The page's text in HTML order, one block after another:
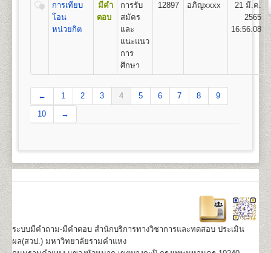
การเทียบ
โอน
หน่วยกิต
มีคำ
ตอบ
การรับ
สมัคร
และ
แนะแนว
การ
ศึกษา
12897 อภิญxxxx
21 มี.ค.
2565
16:56:08
← 1 2 3 4 5 6 7 8
9
10
→
ระบบมีคำถาม-มีคำตอบ สำนักบริการทางวิชาการและทดสอบ ประเมิน
ผล(สวป.) มหาวิทยาลัยรามคำแหง